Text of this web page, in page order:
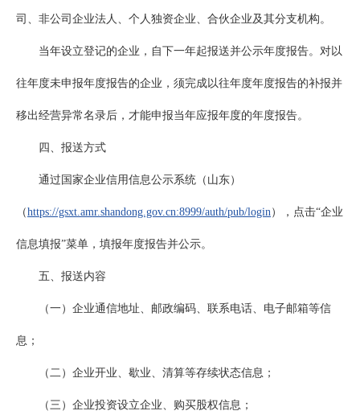
司、非公司企业法人、个人独资企业、合伙企业及其分支机构。
当年设立登记的企业，自下一年起报送并公示年度报告。对以
往年度未申报年度报告的企业，须完成以往年度年度报告的补报并
移出经营异常名录后，才能申报当年应报年度的年度报告。
四、报送方式
通过国家企业信用信息公示系统（山东）
（https://gsxt.amr.shandong.gov.cn:8999/auth/pub/login），点击“企业
信息填报”菜单，填报年度报告并公示。
五、报送内容
（一）企业通信地址、邮政编码、联系电话、电子邮箱等信
息；
（二）企业开业、歇业、清算等存续状态信息；
（三）企业投资设立企业、购买股权信息；